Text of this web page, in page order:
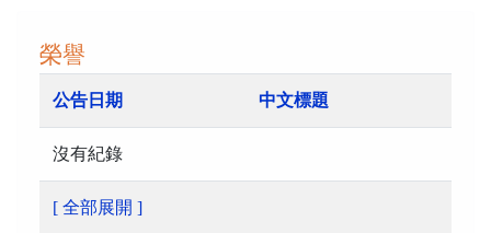
榮譽
公告日期 中文標題
沒有紀錄
[ 全部展開 ]